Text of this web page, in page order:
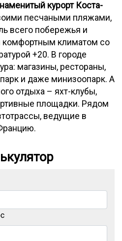
курорт Коста-
песчаными пляжами,
всего побережья и
климатом со
+20. В городе
магазины, рестораны,
и даже минизоопарк. А
отдыха – яхт-клубы,
площадки. Рядом
ведущие в